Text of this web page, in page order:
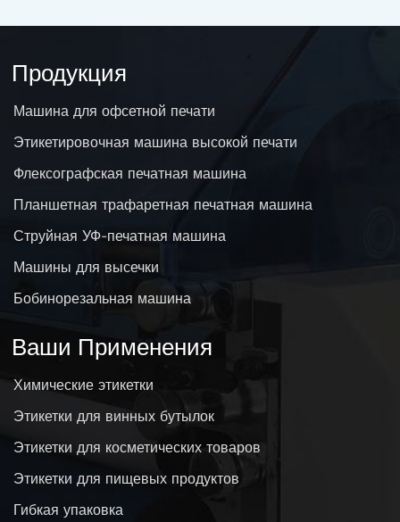
Продукция
Машина для офсетной печати
Этикетировочная машина высокой печати
Флексографская печатная машина
Планшетная трафаретная печатная машина
Струйная УФ-печатная машина
Машины для высечки
Бобинорезальная машина
Ваши Применения
Химические этикетки
Этикетки для винных бутылок
Этикетки для косметических товаров
Этикетки для пищевых продуктов
Гибкая упаковка